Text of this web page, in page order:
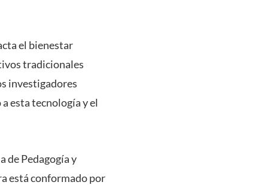
el bienestar
tradicionales
investigadores
esta tecnología y el
de Pedagogía y
está conformado por